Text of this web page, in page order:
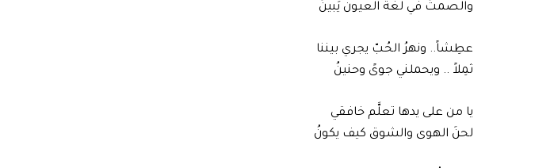
والصمتُ في لغة العيون يَبينُ
عطِشاً.. ونهرُ الحُبّ يجري بيننا
ثمِلاً .. ويحملني جوىً وحنينُ
يا من على يدها تعلَّم خافقي
لحنَ الهوى والشوق كيف يكونُ